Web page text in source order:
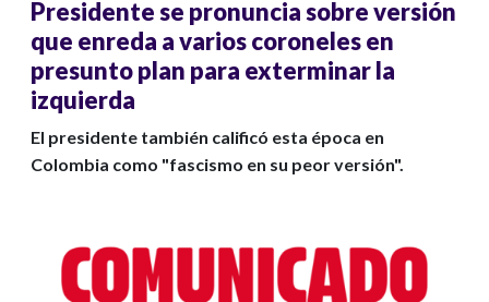
Presidente se pronuncia sobre versión
que enreda a varios coroneles en
presunto plan para exterminar la
izquierda
El presidente también calificó esta época en
Colombia como "fascismo en su peor versión".